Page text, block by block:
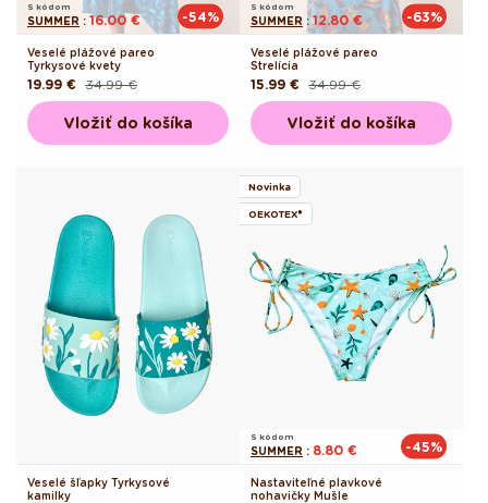
S kódom
SUMMER : 16.00 € -54%
Veselé plážové pareo
Tyrkysové kvety
Pôvodná
cena
34.99 €
Akciová
cena
19.99 €
Vložiť do košíka
S kódom
SUMMER :12.80 € -63%
Veselé plážové pareo
Strelícia
Pôvodná
cena
34.99 €
Akciová
cena
15.99 €
Vložiť do košíka
Veselé šľapky Tyrkysové
kamilky
Novinka
OEKOTEX®
S kódom
SUMMER : 8.80 € -45%
Nastaviteľné plavkové
nohavičky Mušle